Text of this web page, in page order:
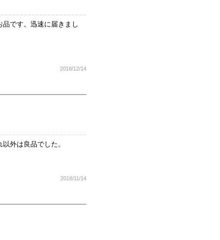
です。迅速に届きまし
2018/12/14
外は良品でした。
2018/11/14